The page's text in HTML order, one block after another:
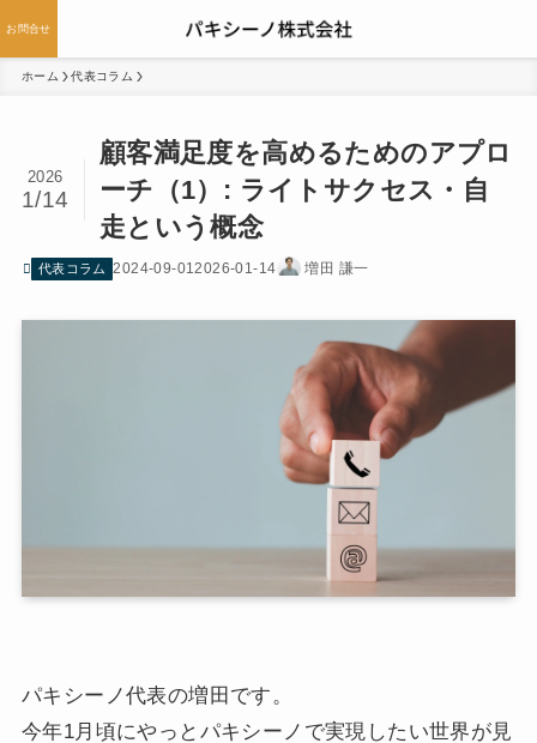
お問合せ
ホーム 代表コラム
顧客満足度を高めるためのアプロ
ーチ（1）: ライトサクセス・自
走という概念
2026
1/14
代表コラム 2024-09-01 2026-01-14 増田 謙一
パキシーノ代表の増田です。
今年1月頃にやっとパキシーノで実現したい世界が見